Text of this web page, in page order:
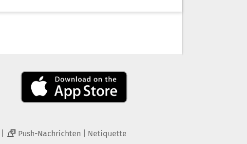
2 Push-Nachrichten Netiquette